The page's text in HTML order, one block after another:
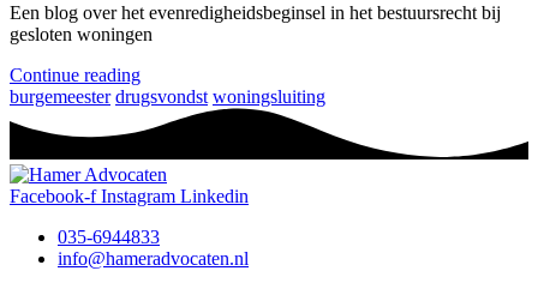
Een blog over het evenredigheidsbeginsel in het bestuursrecht bij
gesloten woningen
Continue reading
burgemeester drugsvondst woningsluiting
Facebook-f Instagram Linkedin
035-6944833
info@hameradvocaten.nl